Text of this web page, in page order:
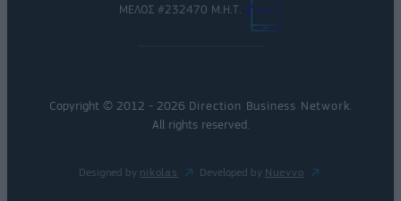
ΜΕΛΟΣ #232470 Μ.Η.Τ.
Copyright © 2012 - 2026 Direction Business Network.
All rights reserved.
Designed by nikolas Developed by Nuevvo